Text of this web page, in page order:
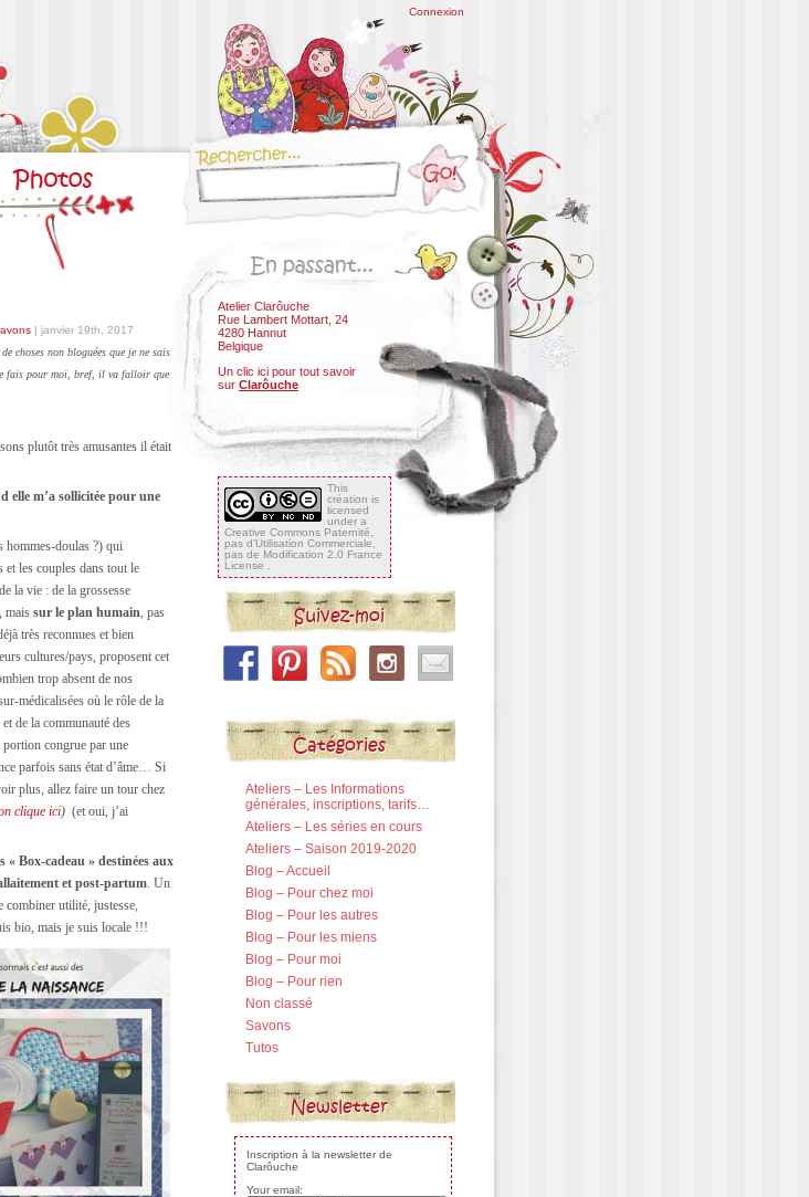
Connexion
| janvier 19th, 2017
choses non bloguées que je ne sais
fais pour moi, bref, il va falloir que
plutôt très amusantes il était
elle m’a sollicitée pour une
hommes-doulas ?) qui
et les couples dans tout le
la vie : de la grossesse
mais sur le plan humain, pas
très reconnues et bien
cultures/pays, proposent cet
trop absent de nos
médicalisées où le rôle de la
de la communauté des
congrue par une
parfois sans état d’âme… Si
plus, allez faire un tour chez
clique ici) (et oui, j’ai
« Box-cadeau » destinées aux
et post-partum. Un
combiner utilité, justesse,
bio, mais je suis locale !!!
Atelier Clarôuche
Rue Lambert Mottart, 24
4280 Hannut
Belgique
Un clic ici pour tout savoir
sur Clarôuche
This
création is
licensed
under a
Creative Commons Paternité,
pas d'Utilisation Commerciale,
pas de Modification 2.0 France
License
Suivez-moi
Catégories
Ateliers – Les Informations
générales, inscriptions, tarifs…
Ateliers – Les séries en cours
Ateliers – Saison 2019-2020
Blog – Accueil
Blog – Pour chez moi
Blog – Pour les autres
Blog – Pour les miens
Blog – Pour moi
Blog – Pour rien
Non classé
Savons
Tutos
Newsletter
Inscription à la newsletter de
Clarôuche
Your email: